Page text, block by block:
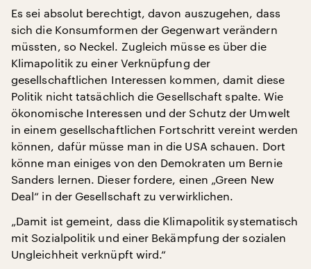
Es sei absolut berechtigt, davon auszugehen, dass
sich die Konsumformen der Gegenwart verändern
müssten, so Neckel. Zugleich müsse es über die
Klimapolitik zu einer Verknüpfung der
gesellschaftlichen Interessen kommen, damit diese
Politik nicht tatsächlich die Gesellschaft spalte. Wie
ökonomische Interessen und der Schutz der Umwelt
in einem gesellschaftlichen Fortschritt vereint werden
können, dafür müsse man in die USA schauen. Dort
könne man einiges von den Demokraten um Bernie
Sanders lernen. Dieser fordere, einen „Green New
Deal“ in der Gesellschaft zu verwirklichen.
„Damit ist gemeint, dass die Klimapolitik systematisch
mit Sozialpolitik und einer Bekämpfung der sozialen
Ungleichheit verknüpft wird.“